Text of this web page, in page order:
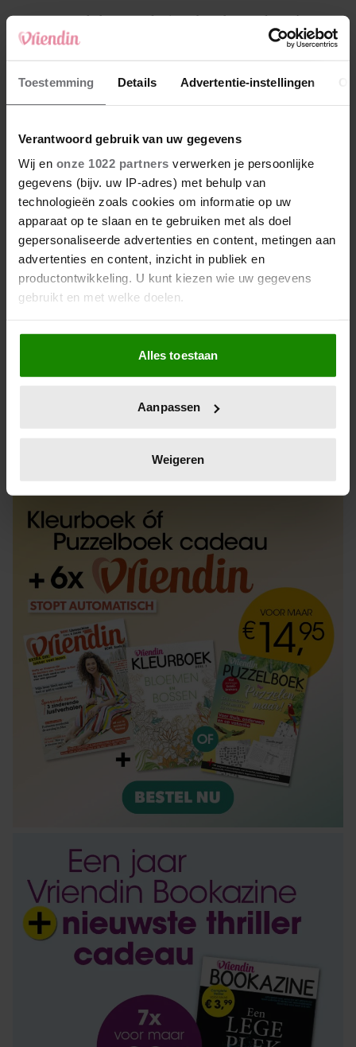
Toestemming Details Advertentie-instellingen
Verantwoord gebruik van uw gegevens
Wij en onze 1022 partners verwerken je persoonlijke
gegevens (bijv. uw IP-adres) met behulp van
technologieën zoals cookies om informatie op uw
apparaat op te slaan en te gebruiken met als doel
gepersonaliseerde advertenties en content, metingen aan
advertenties en content, inzicht in publiek en
productontwikkeling. U kunt kiezen wie uw gegevens
gebruikt en met welke doelen.
Als u het toestaat, willen we ook graag:
Informatie verzamelen over uw geografische
locatie, die tot een paar meter nauwkeurig kan zijn
scannen op specifieke eigenschappen (fingerprinting)
verwerkt en stel uw voorkeuren in het
intrekken in de Cookieverklaring.
We gebruiken cookies om content en advertenties te
personaliseren, om functies voor social media te bieden
en om ons websiteverkeer te analyseren. Ook delen we
informatie over uw gebruik van onze site met onze
partners voor social media, adverteren en analyse. Deze
partners kunnen deze gegevens combineren met andere
informatie die u aan ze heeft verstrekt of die ze hebben
verzameld op basis van uw gebruik van hun services. U
gaat akkoord met onze cookies als u onze website blijft
gebruiken.
Alles toestaan
Aanpassen
Weigeren
4 Makelaar Mandy: ‘Een bericht van de BN’er.
Een foto. Mijn lijf reageert’
5 Makelaar Mandy: ‘Vrijdagavond belde Bart.
Hij sprak eng kalm’
Nieuw